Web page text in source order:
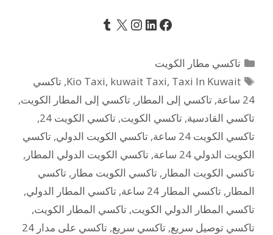
Facebook
LinkedIn
Instagram
X
Tumblr
التصنيفات
تاكسي مطار الكويت
الوسوم
Kio Taxi, kuwait Taxi, Taxi In Kuwait
,تاكسي
24 ساعة
, تاكسي إلى المطار , تاكسي إلى المطار الكويت,
تاكسي القادسية, تاكسي الكويت, تاكسي الكويت 24
,
تاكسي الكويت 24 ساعة
, تاكسي الكويت الدولي, تاكسي
الكويت الدولي 24 ساعة
, تاكسي الكويت الدولي المطار ,
تاكسي الكويت المطار , تاكسي الكويت مطار , تاكسي
المطار , تاكسي المطار 24 ساعة , تاكسي المطار الدولي,
تاكسي المطار الدولي الكويت, تاكسي المطار الكويت,
تاكسي توصيل سريع, تاكسي سريع,
تاكسي على مدار 24